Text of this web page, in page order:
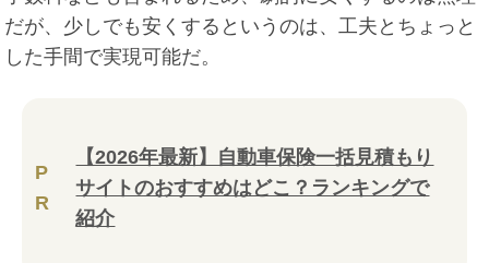
だが、少しでも安くするというのは、工夫とちょっと
した手間で実現可能だ。
P
R
【2026年最新】自動車保険一括見積もり
サイトのおすすめはどこ？ランキングで
紹介